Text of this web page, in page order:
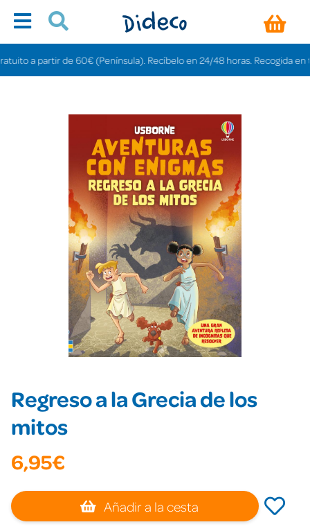
a partir de 60€ (Península). Recíbelo en 24/48 horas. Recogida en
Regreso a la Grecia de los
mitos
6,95€
Añadir a la cesta